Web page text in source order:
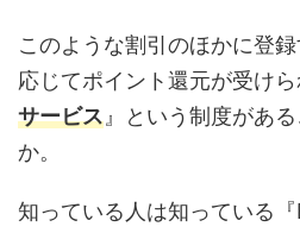
このような割引のほかに登
応じてポイント還元が受け
サービス』という制度があ
か。
知っている人は知っている